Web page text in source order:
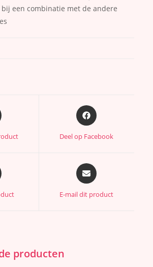
een combinatie met de andere
Deel op Facebook
E-mail dit product
producten